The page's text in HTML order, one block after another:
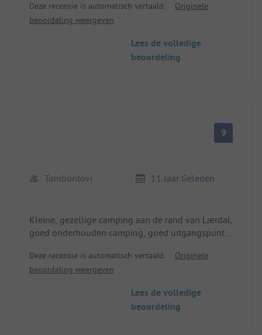
Deze recensie is automatisch vertaald.
Originele
beoordeling weergeven
Lees de volledige
beoordeling
9
Tombontovi 11 Jaar Geleden
Kleine, gezellige camping aan de rand van Lærdal,
goed onderhouden camping, goed uitgangspunt
Kiwi-supermarkt bij de ingang van het dorp, 5-10
minuten lopen.
Deze recensie is automatisch vertaald.
Originele
beoordeling weergeven
Lees de volledige
beoordeling